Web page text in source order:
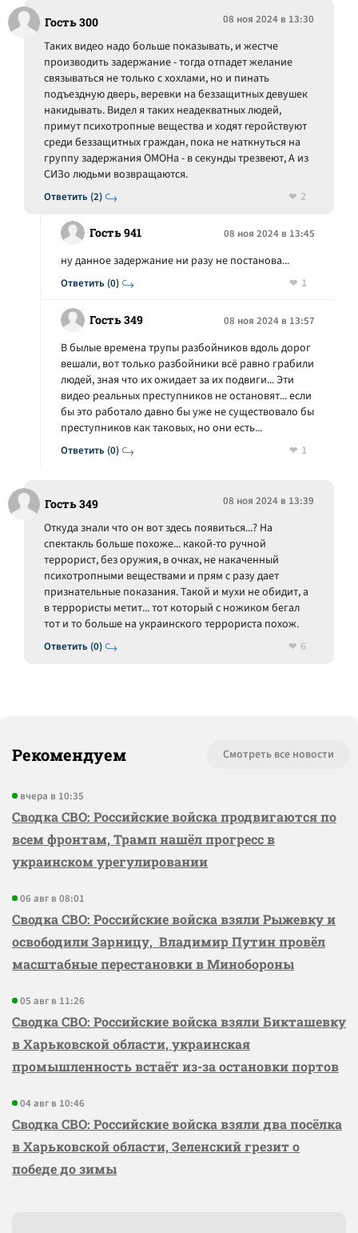
Гость 300 08 ноя 2024 в 13:30
Ответить (2)
Таких видео надо больше показывать, и жестче
производить задержание - тогда отпадет желание
связываться не только с хохлами, но и пинать
подъездную дверь, веревки на беззащитных девушек
накидывать. Видел я таких неадекватных людей,
примут психотропные вещества и ходят геройствуют
среди беззащитных граждан, пока не наткнуться на
группу задержания ОМОНа - в секунды трезвеют, А из
СИЗо людьми возвращаются.
2
Гость 941 08 ноя 2024 в 13:45
Ответить (0)
ну данное задержание ни разу не постанова...
1
Гость 349 08 ноя 2024 в 13:57
Ответить (0)
В былые времена трупы разбойников вдоль дорог
вешали, вот только разбойники всё равно грабили
людей, зная что их ожидает за их подвиги... Эти
видео реальных преступников не остановят... если
бы это работало давно бы уже не существовало бы
преступников как таковых, но они есть...
1
Гость 349 08 ноя 2024 в 13:39
Ответить (0)
Откуда знали что он вот здесь появиться...? На
спектакль больше похоже... какой-то ручной
террорист, без оружия, в очках, не накаченный
психотропными веществами и прям с разу дает
признательные показания. Такой и мухи не обидит, а
в террористы метит... тот который с ножиком бегал
тот и то больше на украинского террориста похож.
6
Рекомендуем Смотреть все новости
вчера в 10:35
Сводка СВО: Российские войска продвигаются по
всем фронтам, Трамп нашёл прогресс в
украинском урегулировании
06 авг в 08:01
Сводка СВО: Российские войска взяли Рыжевку и
освободили Зарницу, Владимир Путин провёл
масштабные перестановки в Минобороны
05 авг в 11:26
Сводка СВО: Российские войска взяли Бикташевку
в Харьковской области, украинская
промышленность встаёт из-за остановки портов
04 авг в 10:46
Сводка СВО: Российские войска взяли два посёлка
в Харьковской области, Зеленский грезит о
победе до зимы